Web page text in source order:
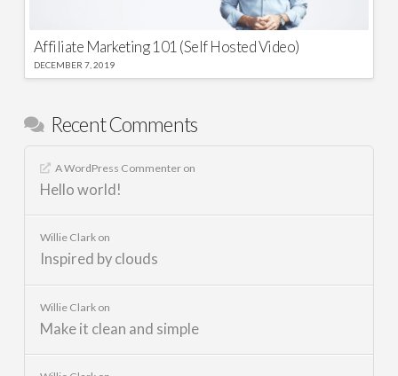
Affiliate Marketing 101 (Self Hosted Video)
DECEMBER 7, 2019
Recent Comments
A WordPress Commenteron
Hello world!
Willie Clarkon
Inspired by clouds
Willie Clarkon
Make it clean and simple